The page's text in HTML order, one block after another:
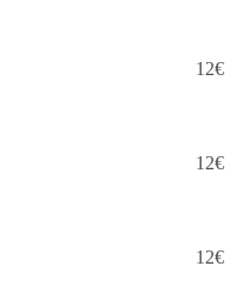
12€
12€
12€